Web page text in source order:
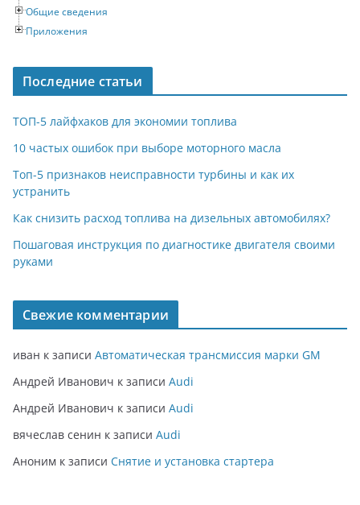
Общие сведения
Приложения
Последние статьи
ТОП-5 лайфхаков для экономии топлива
10 частых ошибок при выборе моторного масла
Топ-5 признаков неисправности турбины и как их
устранить
Как снизить расход топлива на дизельных автомобилях?
Пошаговая инструкция по диагностике двигателя своими
руками
Свежие комментарии
иван к записи Автоматическая трансмиссия марки GM
Андрей Иванович к записи Audi
Андрей Иванович к записи Audi
вячеслав сенин к записи Audi
Аноним к записи Снятие и установка стартера